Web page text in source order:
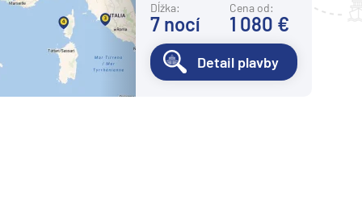
Dĺžka:
7 nocí
Cena od:
1 080 €
Detail plavby